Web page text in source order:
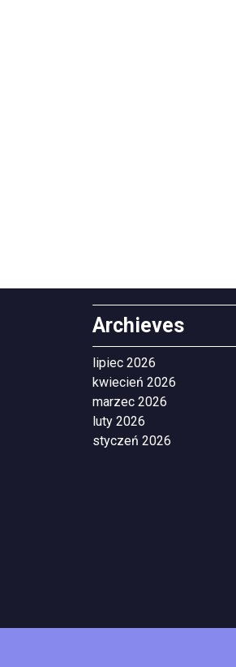
Archieves
lipiec 2026
kwiecień 2026
marzec 2026
luty 2026
styczeń 2026